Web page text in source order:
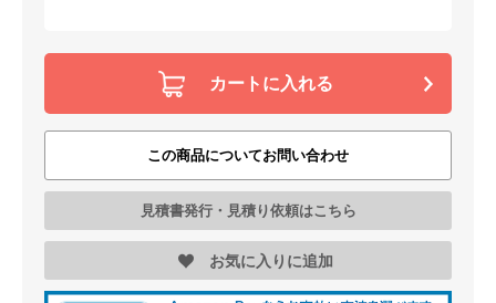
カートに入れる
この商品についてお問い合わせ
見積書発行・見積り依頼はこちら
お気に入りに追加